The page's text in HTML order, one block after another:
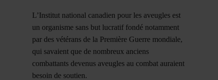
L’Institut national canadien pour les aveugles est
un organisme sans but lucratif fondé notamment
par des vétérans de la Première Guerre mondiale,
qui savaient que de nombreux anciens
combattants devenus aveugles au combat auraient
besoin de soutien.